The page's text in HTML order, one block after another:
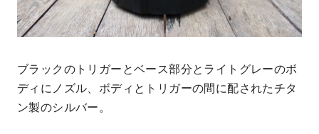
ブラックのトリガーとベース部分とライトグレーのボ
ディにノズル、ボディとトリガーの間に配されたチタ
ン製のシルバー。